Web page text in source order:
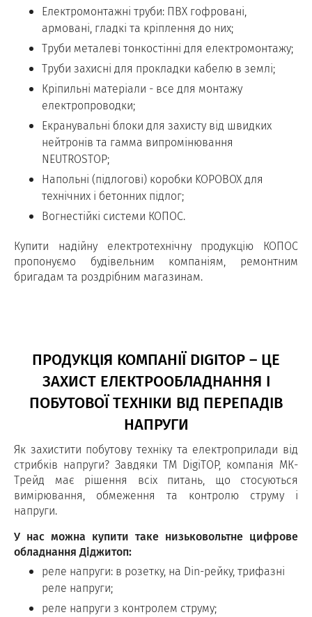
Електромонтажні труби: ПВХ гофровані,
армовані, гладкі та кріплення до них;
Труби металеві тонкостінні для електромонтажу;
Труби захисні для прокладки кабелю в землі;
Кріпильні матеріали - все для монтажу
електропроводки;
Екранувальні блоки для захисту від швидких
нейтронів та гамма випромінювання
NEUTROSTOP;
Напольні (підлогові) коробки KOPOBOX для
технічних і бетонних підлог;
Вогнестійкі системи КОПОС.
Купити надійну електротехнічну продукцію КОПОС
пропонуємо будівельним компаніям, ремонтним
бригадам та роздрібним магазинам.
ПРОДУКЦІЯ КОМПАНІЇ DIGITOP – ЦЕ
ЗАХИСТ ЕЛЕКТРООБЛАДНАННЯ І
ПОБУТОВОЇ ТЕХНІКИ ВІД ПЕРЕПАДІВ
НАПРУГИ
Як захистити побутову техніку та електроприлади від
стрибків напруги? Завдяки ТМ DigiTOP, компанія МК-
Трейд має рішення всіх питань, що стосуються
вимірювання, обмеження та контролю струму і
напруги.
У нас можна купити таке низьковольтне цифрове
обладнання Діджитоп:
реле напруги: в розетку, на Din-рейку, трифазні
реле напруги;
реле напруги з контролем струму;